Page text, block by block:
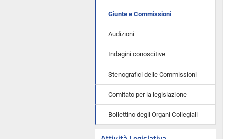
Giunte e Commissioni
Audizioni
Indagini conoscitive
Stenografici delle Commissioni
Comitato per la legislazione
Bollettino degli Organi Collegiali